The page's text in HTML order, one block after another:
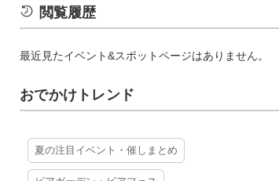
閲覧履歴
最近見たイベント&スポットページはありません。
おでかけトレンド
夏の注目イベント・催しまとめ